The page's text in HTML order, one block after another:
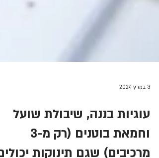
עוגיות בננה, שיבולת שועל
וחמאת בוטנים (רק מ-3